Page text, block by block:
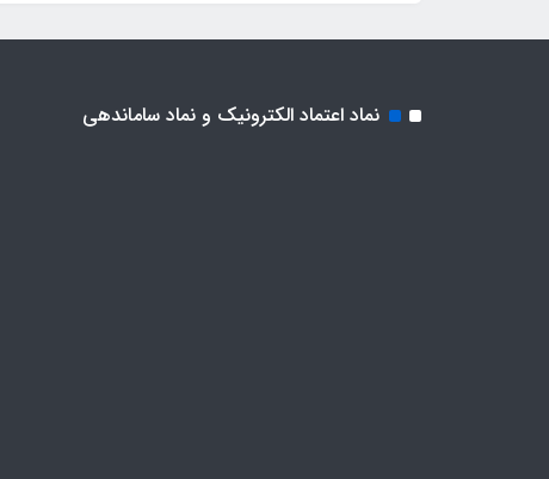
نماد اعتماد الکترونیک و نماد ساماندهی